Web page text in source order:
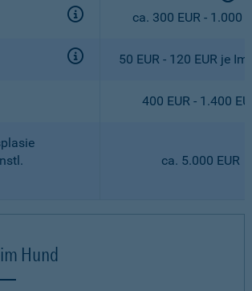
ca. 300 EUR - 1.000
50 EUR - 120 EUR je
400 EUR - 1.400
ca. 5.000 EUR
Hund